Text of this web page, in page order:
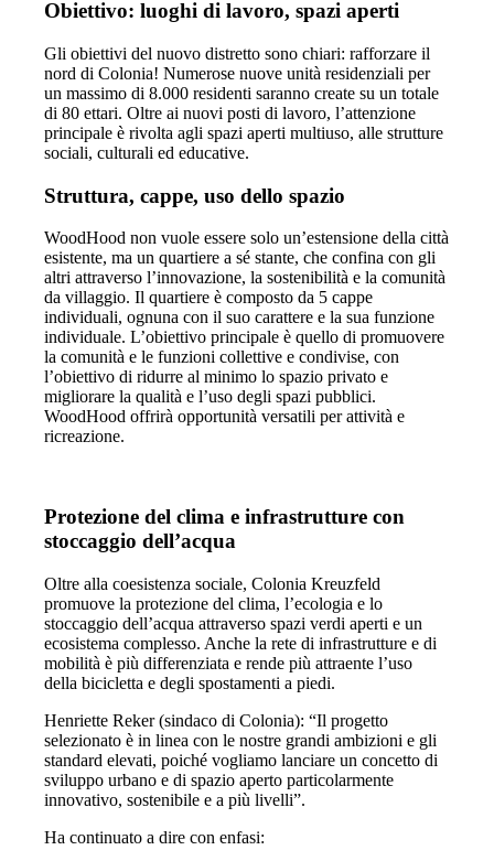
Obiettivo: luoghi di lavoro, spazi aperti
Gli obiettivi del nuovo distretto sono chiari: rafforzare il
nord di Colonia! Numerose nuove unità residenziali per
un massimo di 8.000 residenti saranno create su un totale
di 80 ettari. Oltre ai nuovi posti di lavoro, l’attenzione
principale è rivolta agli spazi aperti multiuso, alle strutture
sociali, culturali ed educative.
Struttura, cappe, uso dello spazio
WoodHood non vuole essere solo un’estensione della città
esistente, ma un quartiere a sé stante, che confina con gli
altri attraverso l’innovazione, la sostenibilità e la comunità
da villaggio. Il quartiere è composto da 5 cappe
individuali, ognuna con il suo carattere e la sua funzione
individuale. L’obiettivo principale è quello di promuovere
la comunità e le funzioni collettive e condivise, con
l’obiettivo di ridurre al minimo lo spazio privato e
migliorare la qualità e l’uso degli spazi pubblici.
WoodHood offrirà opportunità versatili per attività e
ricreazione.
Protezione del clima e infrastrutture con
stoccaggio dell’acqua
Oltre alla coesistenza sociale, Colonia Kreuzfeld
promuove la protezione del clima, l’ecologia e lo
stoccaggio dell’acqua attraverso spazi verdi aperti e un
ecosistema complesso. Anche la rete di infrastrutture e di
mobilità è più differenziata e rende più attraente l’uso
della bicicletta e degli spostamenti a piedi.
Henriette Reker (sindaco di Colonia): “Il progetto
selezionato è in linea con le nostre grandi ambizioni e gli
standard elevati, poiché vogliamo lanciare un concetto di
sviluppo urbano e di spazio aperto particolarmente
innovativo, sostenibile e a più livelli”.
Ha continuato a dire con enfasi: